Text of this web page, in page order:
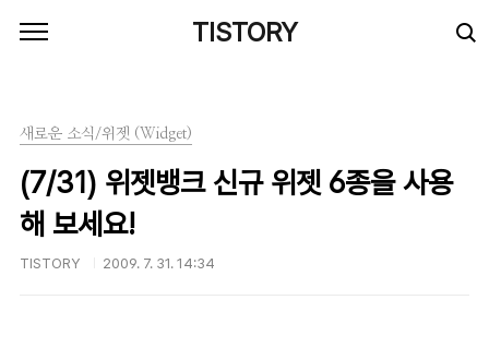
TISTORY
새로운 소식/위젯 (Widget)
(7/31) 위젯뱅크 신규 위젯 6종을 사용
해 보세요!
TISTORY 2009. 7. 31. 14:34